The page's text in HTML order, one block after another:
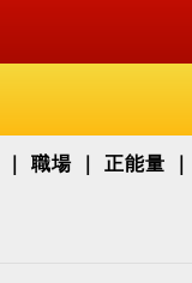
職場 正能量